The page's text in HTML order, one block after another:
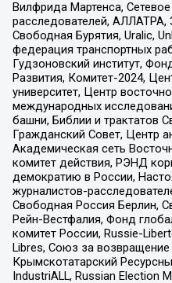
Вилфрида Мартенса,
расследователей,
Свободная Бурятия, Uralic,
федерация транспортных
Гудзоновский институт,
Развития, Комитет-2024,
университет, Центр
международных
башни, Библии и трактатов
Гражданский Совет, Центр
Академическая сеть
комитет действия, РЭНД
демократию в России,
журналистов-
Свободная Россия Берлин,
Рейн-Вестфалия, Фонд
комитет России, Russie-
Libres, Союз за возвращение
Крымскотатарский
IndustriALL, Russian Election